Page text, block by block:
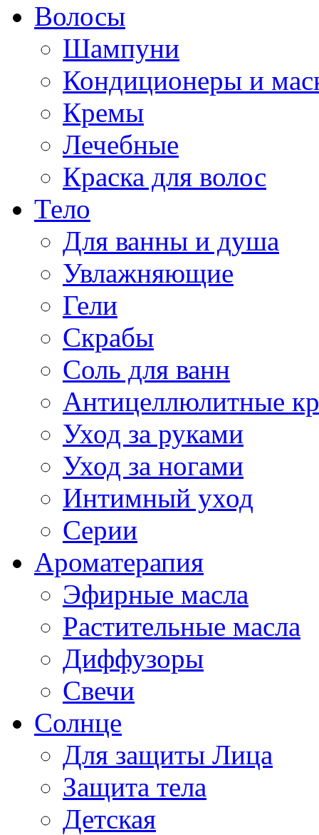
Волосы
Шампуни
Кондиционеры и
Кремы
Лечебные
Краска для волос
Тело
Для ванны и душа
Увлажняющие
Гели
Скрабы
Соль для ванн
Антицеллюлитные
Уход за руками
Уход за ногами
Интимный уход
Серии
Ароматерапия
Эфирные масла
Растительные масла
Диффузоры
Свечи
Солнце
Для защиты Лица
Защита тела
Детская